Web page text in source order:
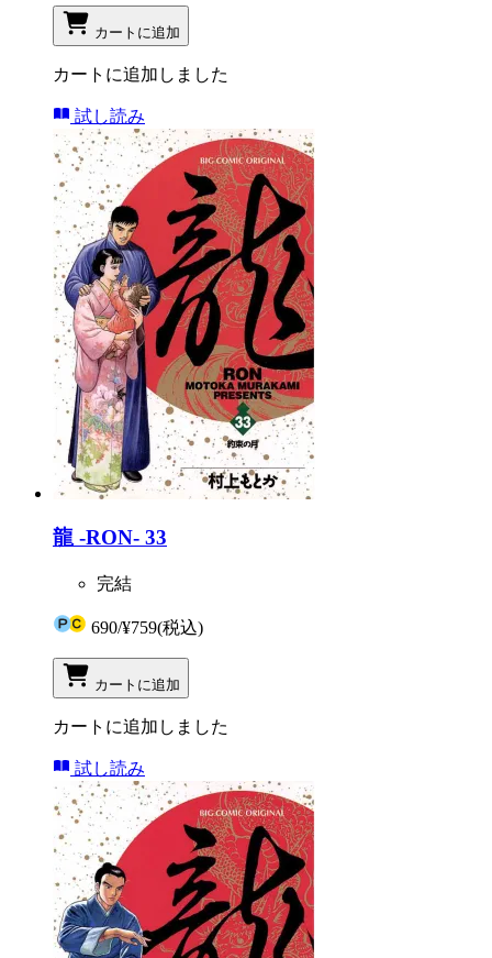
カートに追加
カートに追加しました
試し読み
龍 -RON- 33
完結
690/¥759(税込)
カートに追加
カートに追加しました
試し読み